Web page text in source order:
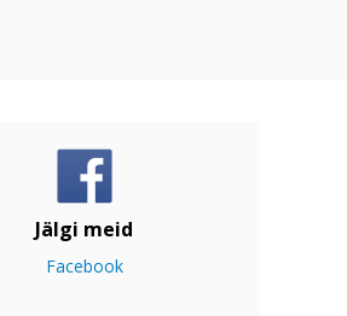
Jälgi meid
Facebook